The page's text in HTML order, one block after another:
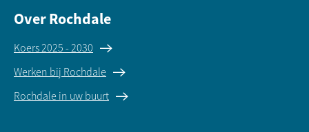
Over Rochdale
Koers 2025 - 2030
Werken bij Rochdale
Rochdale in uw buurt